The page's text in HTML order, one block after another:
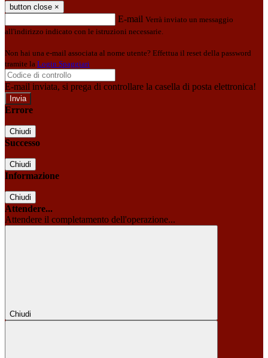
button close ×
E-mail Verrà inviato un messaggio
all'indirizzo indicato con le istruzioni necessarie.
Non hai una e-mail associata al nome utente? Effettua il reset della password
tramite la Login Spaggiari
E-mail inviata, si prega di controllare la casella di posta elettronica!
Errore
Chiudi
Successo
Chiudi
Informazione
Chiudi
Attendere...
Attendere il completamento dell'operazione...
Chiudi